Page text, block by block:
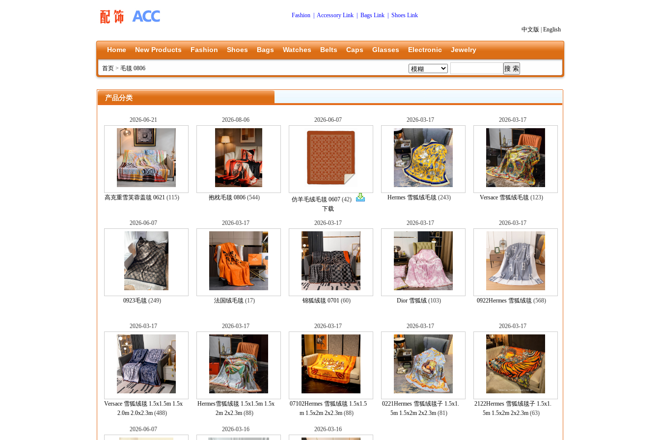
Fashion Accessory Link Bags Link Shoes Link
中文版 English
Home New Products Fashion Shoes Bags Watches Belts Caps Glasses Electronic Jewelry
首页 > 毛毯 0806
产品分类
2026-06-21
高克重雪芙蓉盖毯 0621 (115)
2026-08-06
抱枕毛毯 0806 (544)
2026-06-07
仿羊毛绒毛毯 0607(42)
下载
2026-03-17
Hermes 雪狐绒毛毯(243)
2026-03-17
Versace 雪狐绒毛毯(123)
2026-06-07
0923毛毯(249)
2026-03-17
法国绒毛毯(17)
2026-03-17
锦狐绒毯 0701 (60)
2026-03-17
Dior 雪狐绒 (103)
2026-03-17
0922Hermes 雪狐绒毯(568)
2026-03-17
Versace 雪狐绒毯 1.5x1.5m 1.5x
2.0m 2.0x2.3m(488)
2026-03-17
Hermes雪狐绒毯 1.5x1.5m 1.5x
2m 2x2.3m(88)
2026-03-17
07102Hermes 雪狐绒毯 1.5x1.5
m 1.5x2m 2x2.3m (88)
2026-03-17
0221Hermes 雪狐绒毯子 1.5x1.
5m 1.5x2m 2x2.3m (81)
2026-03-17
2122Hermes 雪狐绒毯子 1.5x1.
5m 1.5x2m 2x2.3m (63)
2026-06-07 2026-03-16 2026-03-16